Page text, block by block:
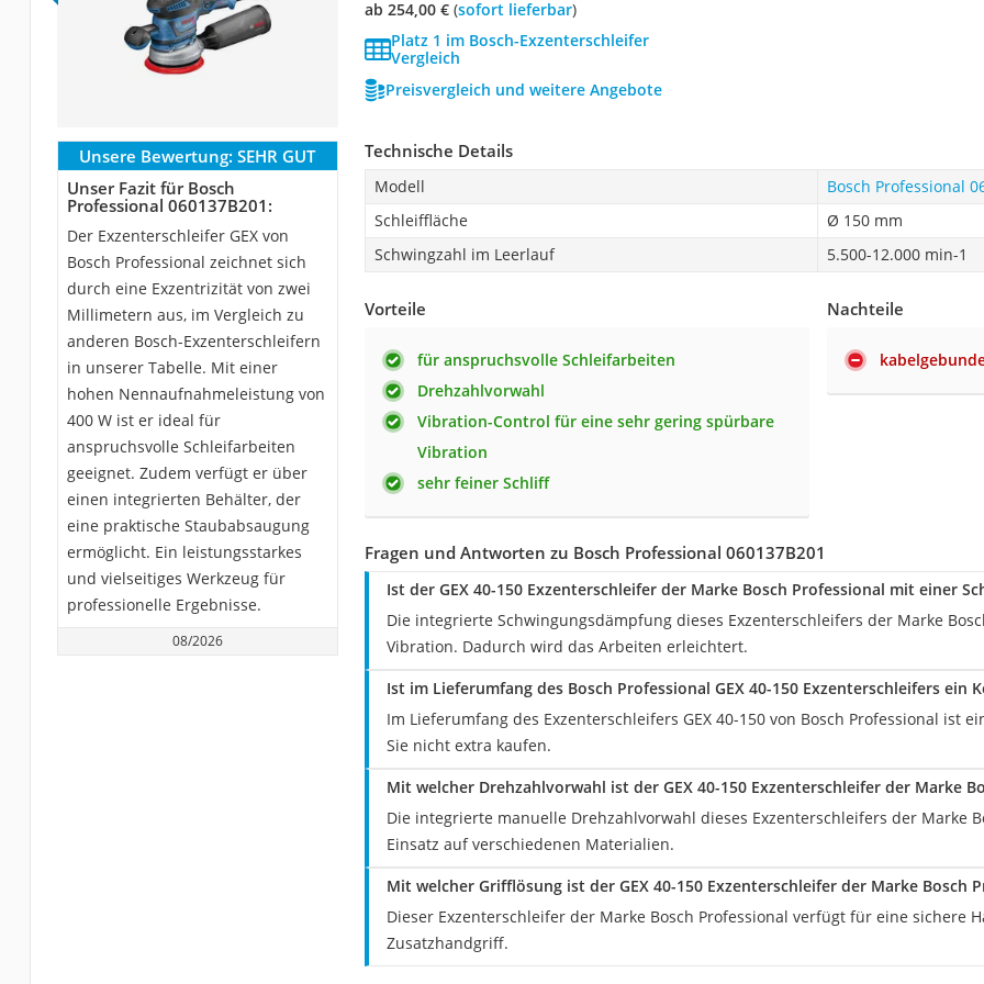
ab 254,00 €( Sofort lieferbar)
Platz 1 im Bosch-Exzenterschleifer
Vergleich
Preisvergleich und weitere Angebote
Unsere Bewertung: SEHR GUT
Unser Fazit für Bosch
Professional ‎060137B201:
Der Exzenterschleifer GEX von
Bosch Professional zeichnet sich
durch eine Exzentrizität von zwei
Millimetern aus, im Vergleich zu
anderen Bosch-Exzenterschleifern
in unserer Tabelle. Mit einer
hohen Nennaufnahmeleistung von
400 W ist er ideal für
anspruchsvolle Schleifarbeiten
geeignet. Zudem verfügt er über
einen integrierten Behälter, der
eine praktische Staubabsaugung
ermöglicht. Ein leistungsstarkes
und vielseitiges Werkzeug für
professionelle Ergebnisse.
08/2026
Technische Details
Modell
Bosch Professional
Schleiffläche
Ø 150 mm
Schwingzahl im Leerlauf
5.500-12.000 min-1
Vorteile
für anspruchsvolle Schleifarbeiten
Drehzahlvorwahl
Vibration-Control für eine sehr gering spürbare
Vibration
sehr feiner Schliff
Nachteile
Fragen und Antworten zu Bosch Professional ‎060137B201
Ist der GEX 40-150 Exzenterschleifer der Marke Bosch Professional mit einer
Die integrierte Schwingungsdämpfung dieses Exzenterschleifers der Marke
Vibration. Dadurch wird das Arbeiten erleichtert.
Ist im Lieferumfang des Bosch Professional GEX 40-150 Exzenterschleifers ein
Im Lieferumfang des Exzenterschleifers GEX 40-150 von Bosch Professional ist
Sie nicht extra kaufen.
Mit welcher Drehzahlvorwahl ist der GEX 40-150 Exzenterschleifer der Marke
Die integrierte manuelle Drehzahlvorwahl dieses Exzenterschleifers der Marke
Einsatz auf verschiedenen Materialien.
Mit welcher Grifflösung ist der GEX 40-150 Exzenterschleifer der Marke Bosch
Dieser Exzenterschleifer der Marke Bosch Professional verfügt für eine sichere
Zusatzhandgriff.